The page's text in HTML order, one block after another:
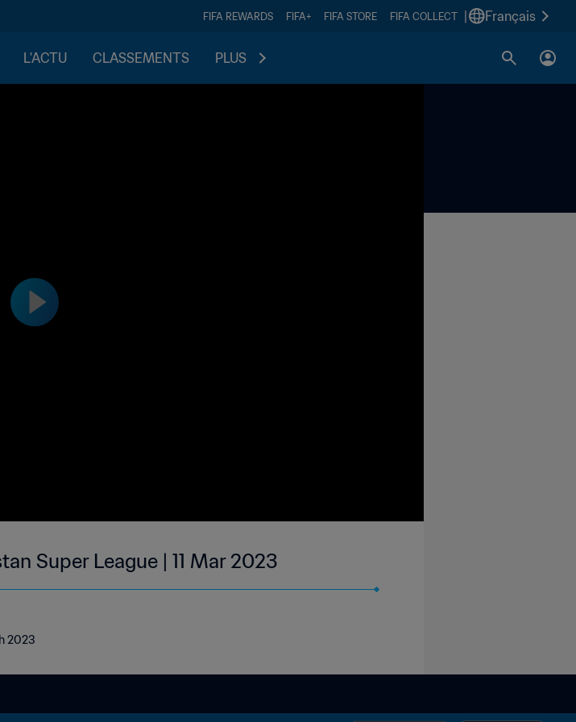
FIFA REWARDS FIFA+ FIFA STORE FIFA COLLECT Français
L'ACTU CLASSEMENTS PLUS
Super League | 11 Mar 2023
2023